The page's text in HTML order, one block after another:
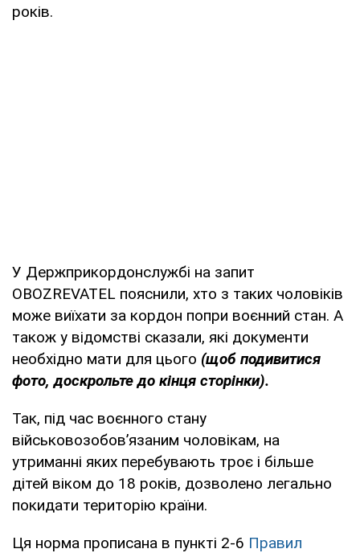
років.
У Держприкордонслужбі на запит
OBOZREVATEL пояснили, хто з таких чоловіків
може виїхати за кордон попри воєнний стан. А
також у відомстві сказали, які документи
необхідно мати для цього (щоб подивитися
фото, доскрольте до кінця сторінки).
Так, під час воєнного стану
військовозобов’язаним чоловікам, на
утриманні яких перебувають троє і більше
дітей віком до 18 років, дозволено легально
покидати територію країни.
Ця норма прописана в пункті 2-6 Правил